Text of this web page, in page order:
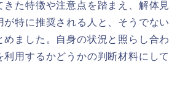
きた特徴や注意点を踏まえ、解体見
が特に推奨される人と、そうでない
めました。自身の状況と照らし合わ
利用するかどうかの判断材料にして